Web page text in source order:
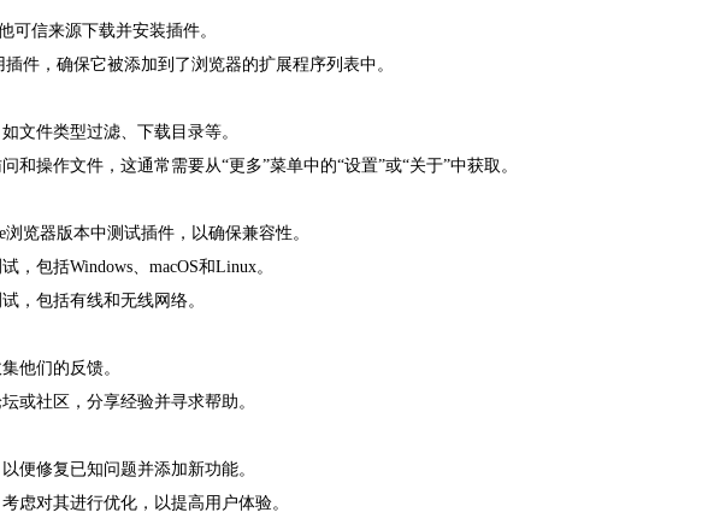
可信来源下载并安装插件。
件，确保它被添加到了浏览器的扩展程序列表中。
文件类型过滤、下载目录等。
和操作文件，这通常需要从“更多”菜单中的“设置”或“关于”中获取。
览器版本中测试插件，以确保兼容性。
包括Windows、macOS和Linux。
，包括有线和无线网络。
他们的反馈。
或社区，分享经验并寻求帮助。
便修复已知问题并添加新功能。
虑对其进行优化，以提高用户体验。